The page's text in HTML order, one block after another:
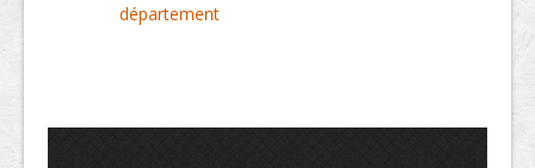
département